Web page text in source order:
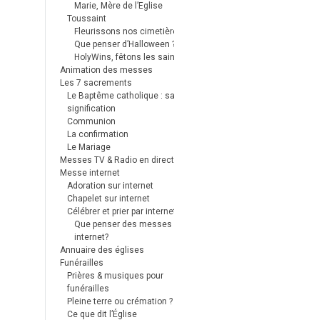
Marie, Mère de l’Eglise
Toussaint
Fleurissons nos cimetières
Que penser d’Halloween ?
HolyWins, fêtons les saints !
Animation des messes
Les 7 sacrements
Le Baptême catholique : sa
signification
Communion
La confirmation
Le Mariage
Messes TV & Radio en direct
Messe internet
Adoration sur internet
Chapelet sur internet
Célébrer et prier par internet
Que penser des messes
internet?
Annuaire des églises
Funérailles
Prières & musiques pour
funérailles
Pleine terre ou crémation ?
Ce que dit l’Église